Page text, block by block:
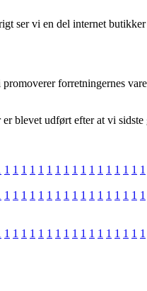
ser vi en del internet
forretningernes
blevet udført efter at vi sidste
1 1 1 1 1 1 1 1 1 1 1 1 1 1 1 1 1
1 1 1 1 1 1 1 1 1 1 1 1 1 1 1 1 1
1 1 1 1 1 1 1 1 1 1 1 1 1 1 1 1 1